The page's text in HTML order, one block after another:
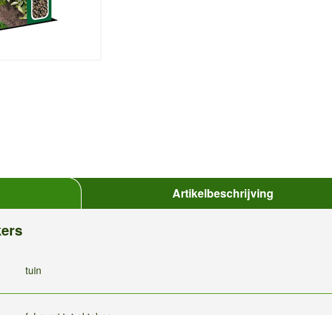
Artikelbeschrijving
tuin